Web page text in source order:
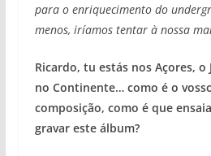
para o enriquecimento do
menos, iríamos tentar à nossa
Ricardo, tu estás nos Açores, o
no Continente… como é o
composição, como é que
gravar este álbum?